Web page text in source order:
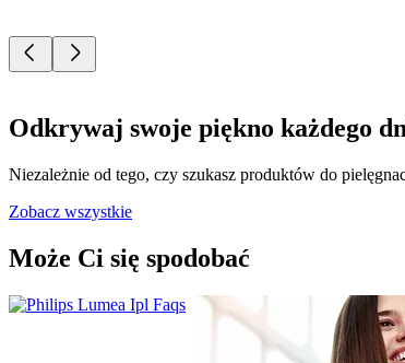
Odkrywaj swoje piękno każdego
Niezależnie od tego, czy szukasz produktów do
Zobacz wszystkie
Może Ci się spodobać